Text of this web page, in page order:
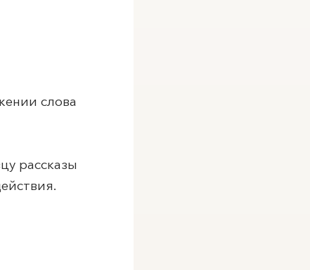
слова
рассказы